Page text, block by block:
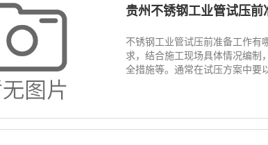
贵州不锈钢工业管试压前准
不锈钢工业管试压前准备工作有
求，结合施工现场具体情况编制
全措施等。通常在试压方案中要